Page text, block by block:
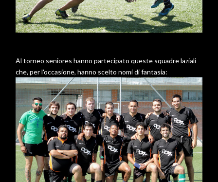
Al torneo seniores hanno partecipato queste squadre laziali
che, per l'occasione, hanno scelto nomi di fantasia: